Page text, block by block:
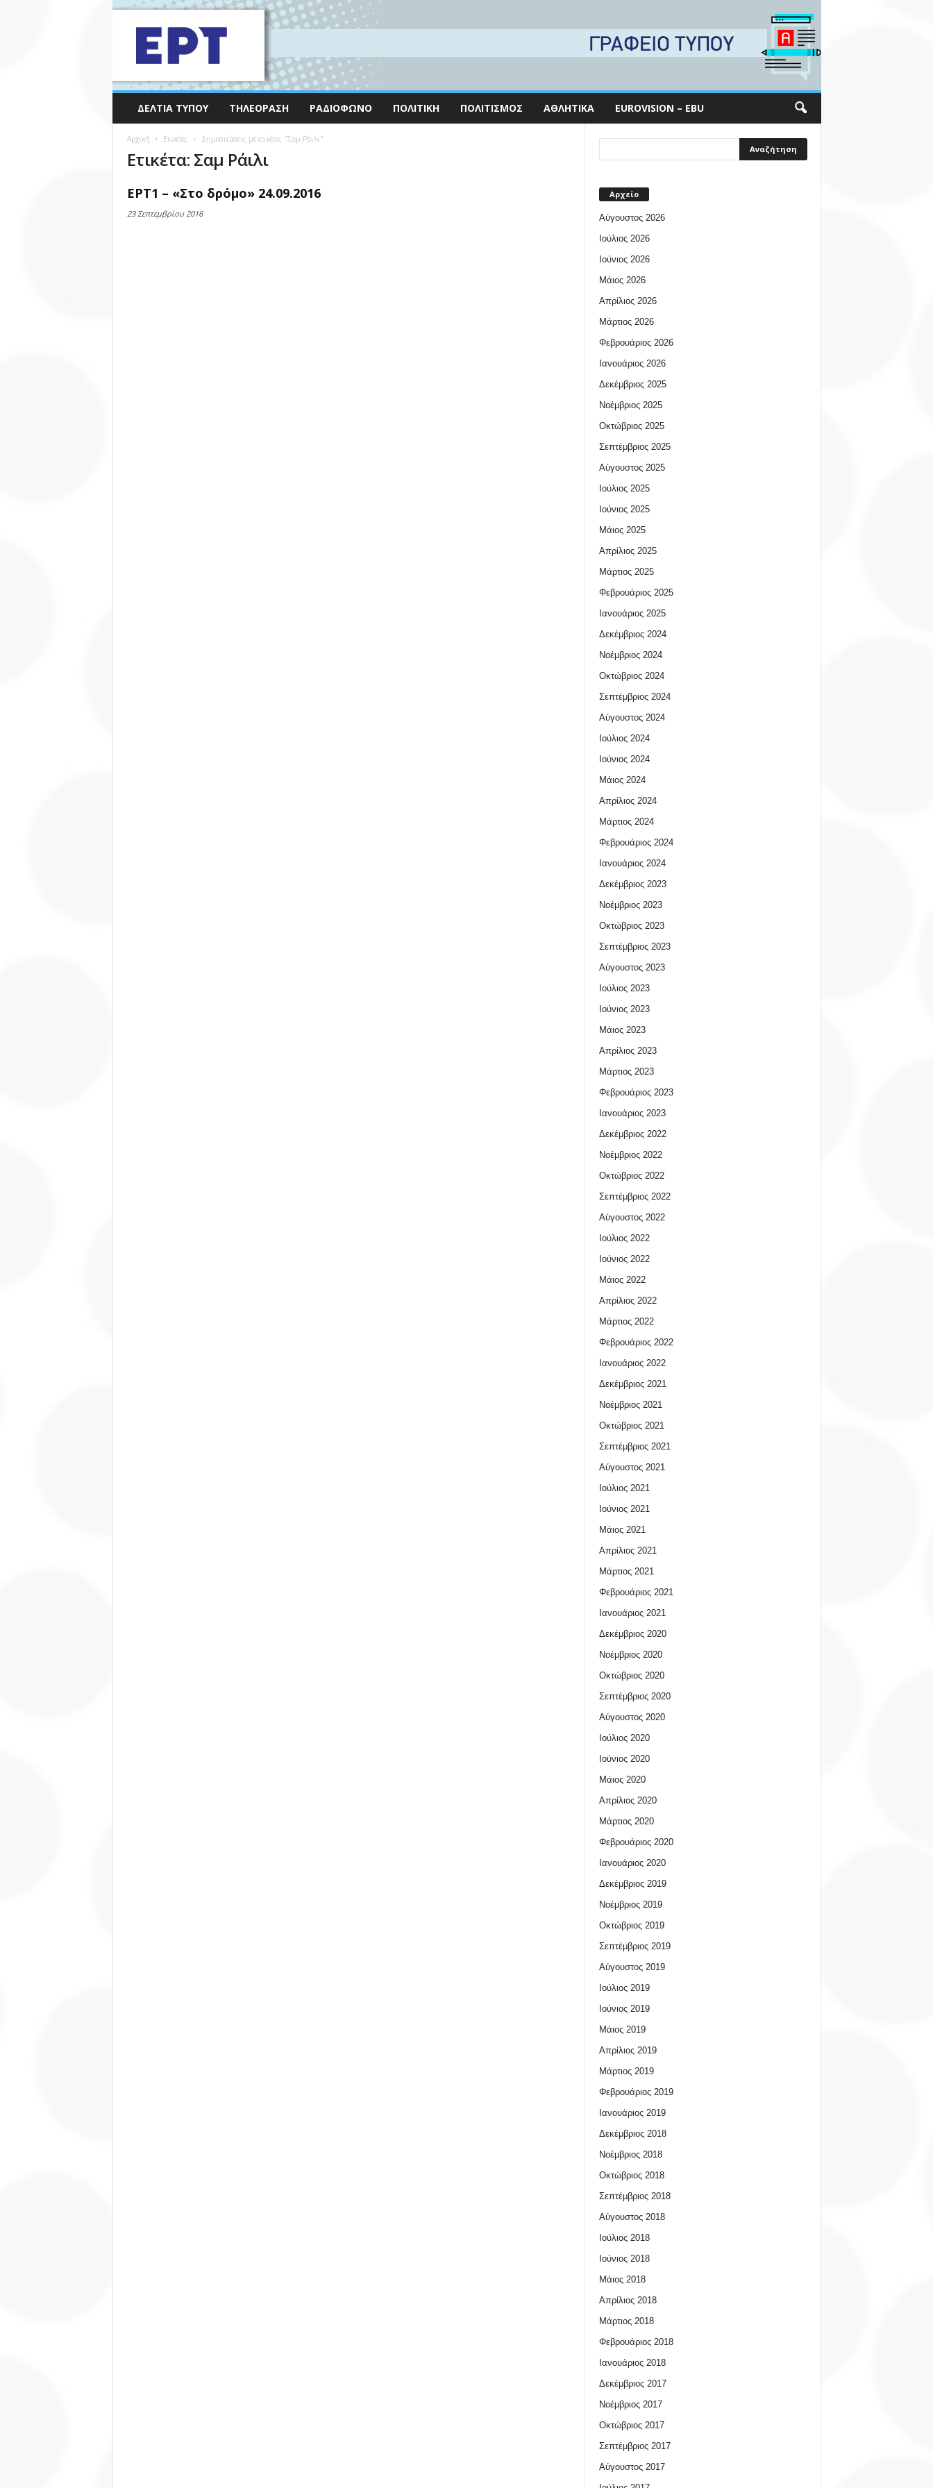
ΔΕΛΤΊΑ ΤΎΠΟΥ ΤΗΛΕΌΡΑΣΗ ΡΑΔΙΌΦΩΝΟ ΠΟΛΙΤΙΚΉ ΠΟΛΙΤΙΣΜΌΣ ΑΘΛΗΤΙΚΆ EUROVISION – EBU
Αρχική Ετικέτες Δημοσιεύσεις με ετικέτες "Σαμ Ράιλι"
Ετικέτα: Σαμ Ράιλι
ΕΡΤ1 – «Στο δρόμο» 24.09.2016
23 Σεπτεμβρίου 2016
Αρχείο
Αύγουστος 2026
Ιούλιος 2026
Ιούνιος 2026
Μάιος 2026
Απρίλιος 2026
Μάρτιος 2026
Φεβρουάριος 2026
Ιανουάριος 2026
Δεκέμβριος 2025
Νοέμβριος 2025
Οκτώβριος 2025
Σεπτέμβριος 2025
Αύγουστος 2025
Ιούλιος 2025
Ιούνιος 2025
Μάιος 2025
Απρίλιος 2025
Μάρτιος 2025
Φεβρουάριος 2025
Ιανουάριος 2025
Δεκέμβριος 2024
Νοέμβριος 2024
Οκτώβριος 2024
Σεπτέμβριος 2024
Αύγουστος 2024
Ιούλιος 2024
Ιούνιος 2024
Μάιος 2024
Απρίλιος 2024
Μάρτιος 2024
Φεβρουάριος 2024
Ιανουάριος 2024
Δεκέμβριος 2023
Νοέμβριος 2023
Οκτώβριος 2023
Σεπτέμβριος 2023
Αύγουστος 2023
Ιούλιος 2023
Ιούνιος 2023
Μάιος 2023
Απρίλιος 2023
Μάρτιος 2023
Φεβρουάριος 2023
Ιανουάριος 2023
Δεκέμβριος 2022
Νοέμβριος 2022
Οκτώβριος 2022
Σεπτέμβριος 2022
Αύγουστος 2022
Ιούλιος 2022
Ιούνιος 2022
Μάιος 2022
Απρίλιος 2022
Μάρτιος 2022
Φεβρουάριος 2022
Ιανουάριος 2022
Δεκέμβριος 2021
Νοέμβριος 2021
Οκτώβριος 2021
Σεπτέμβριος 2021
Αύγουστος 2021
Ιούλιος 2021
Ιούνιος 2021
Μάιος 2021
Απρίλιος 2021
Μάρτιος 2021
Φεβρουάριος 2021
Ιανουάριος 2021
Δεκέμβριος 2020
Νοέμβριος 2020
Οκτώβριος 2020
Σεπτέμβριος 2020
Αύγουστος 2020
Ιούλιος 2020
Ιούνιος 2020
Μάιος 2020
Απρίλιος 2020
Μάρτιος 2020
Φεβρουάριος 2020
Ιανουάριος 2020
Δεκέμβριος 2019
Νοέμβριος 2019
Οκτώβριος 2019
Σεπτέμβριος 2019
Αύγουστος 2019
Ιούλιος 2019
Ιούνιος 2019
Μάιος 2019
Απρίλιος 2019
Μάρτιος 2019
Φεβρουάριος 2019
Ιανουάριος 2019
Δεκέμβριος 2018
Νοέμβριος 2018
Οκτώβριος 2018
Σεπτέμβριος 2018
Αύγουστος 2018
Ιούλιος 2018
Ιούνιος 2018
Μάιος 2018
Απρίλιος 2018
Μάρτιος 2018
Φεβρουάριος 2018
Ιανουάριος 2018
Δεκέμβριος 2017
Νοέμβριος 2017
Οκτώβριος 2017
Σεπτέμβριος 2017
Αύγουστος 2017